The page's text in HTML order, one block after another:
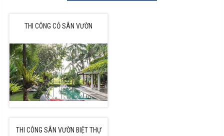
THI CÔNG CỎ SÂN VƯỜN
THI CÔNG SÂN VƯỜN BIỆT THỰ